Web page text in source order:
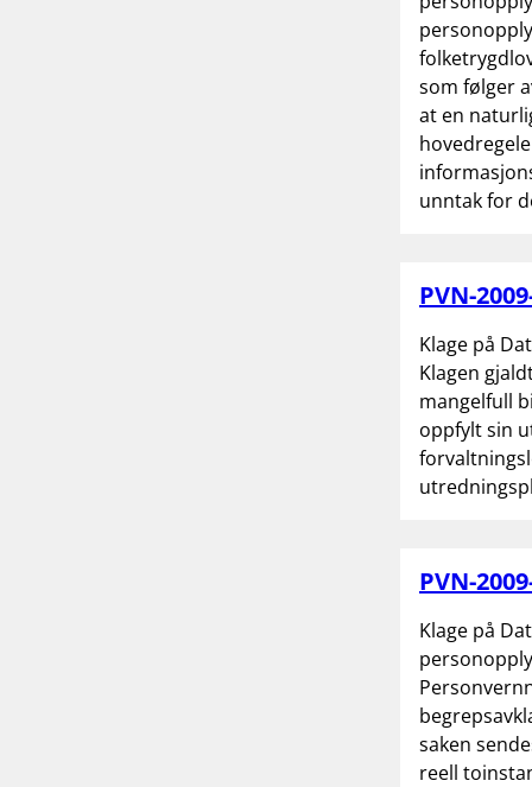
som følger
at en
unntak for
PVN-
Klage på
Klagen
mangelfull
oppfylt sin
PVN-
Klage på
saken
reell